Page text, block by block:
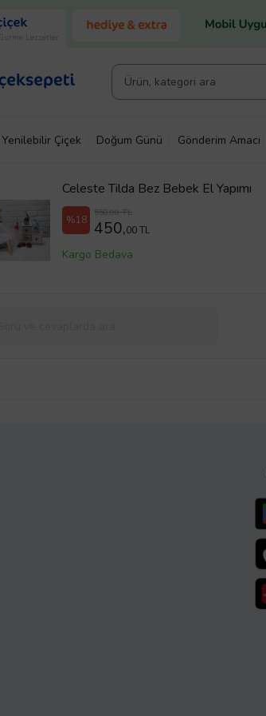
Lezzetler
Yenilebilir Çiçek Doğum Günü Gönderim Amacı
Celeste Tilda Bez Bebek El Yapımı
%18
550,00 TL
450,00 TL
Kargo Bedava